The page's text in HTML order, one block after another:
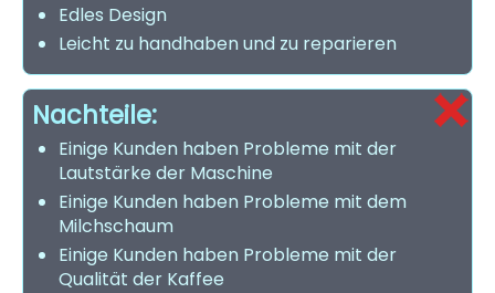
Edles Design
Leicht zu handhaben und zu reparieren
Nachteile:
Einige Kunden haben Probleme mit der
Lautstärke der Maschine
Einige Kunden haben Probleme mit dem
Milchschaum
Einige Kunden haben Probleme mit der
Qualität der Kaffee